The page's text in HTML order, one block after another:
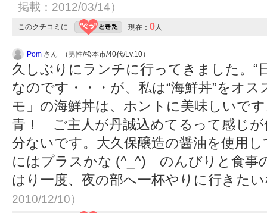
掲載：2012/03/14）
このクチコミに 現在： 0人
Pom さん （男性/松本市/40代/Lv.10）
久しぶりにランチに行ってきました。“
なのです・・・が、私は“海鮮丼”をオ
モ」の海鮮丼は、ホントに美味しいで
青！ ご主人が丹誠込めてるって感じ
分ないです。大久保醸造の醤油を使用
にはプラスかな (^_^) のんびりと食事
はり一度、夜の部へ一杯やりに行きた
2010/12/10）